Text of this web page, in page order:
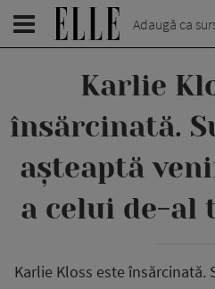
Adaugă ca
Karlie
însărcinată.
așteaptă
a celui de-al
Karlie Kloss este